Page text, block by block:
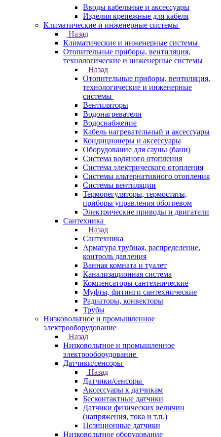
Вводы кабельные и аксессуары
Изделия крепежные для кабеля
Климатические и инженерные системы
Назад
Климатические и инженерные системы
Отопительные приборы, вентиляция,
технологические и инженерные системы
Назад
Отопительные приборы, вентиляция,
технологические и инженерные
системы
Вентиляторы
Водонагреватели
Водоснабжение
Кабель нагревательный и аксессуары
Кондиционеры и аксессуары
Оборудование для сауны (бани)
Система водяного отопления
Система электрического отопления
Системы альтернативного отопления
Системы вентиляции
Терморегуляторы, термостаты,
приборы управления обогревом
Электрические приводы и двигатели
Сантехника
Назад
Сантехника
Арматура трубная, распределение,
контроль давления
Ванная комната и туалет
Канализационная система
Компенсаторы сантехнические
Муфты, фитинги сантехнические
Радиаторы, конвекторы
Трубы
Низковольтное и промышленное
электрооборудование
Назад
Низковольтное и промышленное
электрооборудование
Датчики/сенсоры
Назад
Датчики/сенсоры
Аксессуары к датчикам
Бесконтактные датчики
Датчики физических величин
(напряжения, тока и т.п.)
Позиционные датчики
Низковольтное оборудование